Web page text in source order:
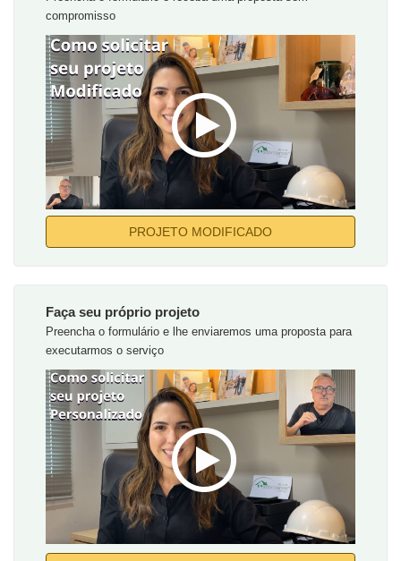
compromisso
PROJETO MODIFICADO
Faça seu próprio projeto
Preencha o formulário e lhe enviaremos uma proposta para
executarmos o serviço